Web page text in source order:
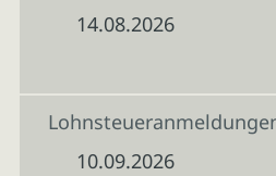
14.08.2026
10.09.2026